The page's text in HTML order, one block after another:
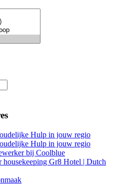
Hulp in jouw regio
Hulp in jouw regio
bij Coolblue
Gr8 Hotel | Dutch